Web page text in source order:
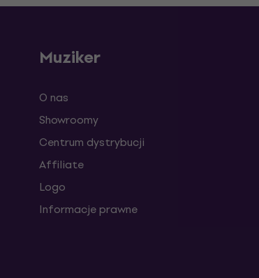
Muziker
O nas
Showroomy
Centrum dystrybucji
Affiliate
Logo
Informacje prawne